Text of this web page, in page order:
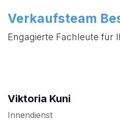
Verkaufsteam
Engagierte Fachleute für
Viktoria Kuni
Innendienst